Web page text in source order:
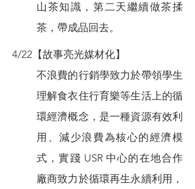
山茶知識，第二天繼續做茶揉
茶，帶成品回去。
4/22【故事亮光媒材化】
不浪費的行銷學致力於帶領學生
理解食衣住行育樂等生活上的循
環經濟概念，是一種資源有效利
用、減少浪費為核心的經濟模
式，實踐 USR 中心的在地合作
廠商致力於循環再生永續利用，